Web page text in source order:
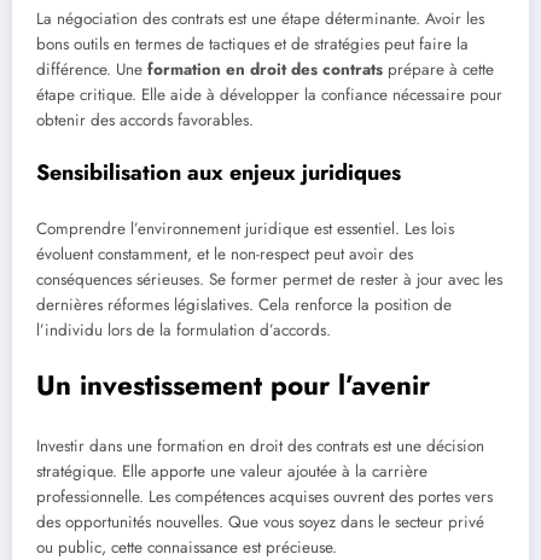
La négociation des contrats est une étape déterminante. Avoir les
bons outils en termes de tactiques et de stratégies peut faire la
différence. Une formation en droit des contrats prépare à cette
étape critique. Elle aide à développer la confiance nécessaire pour
obtenir des accords favorables.
Sensibilisation aux enjeux juridiques
Comprendre l’environnement juridique est essentiel. Les lois
évoluent constamment, et le non-respect peut avoir des
conséquences sérieuses. Se former permet de rester à jour avec les
dernières réformes législatives. Cela renforce la position de
l’individu lors de la formulation d’accords.
Un investissement pour l’avenir
Investir dans une formation en droit des contrats est une décision
stratégique. Elle apporte une valeur ajoutée à la carrière
professionnelle. Les compétences acquises ouvrent des portes vers
des opportunités nouvelles. Que vous soyez dans le secteur privé
ou public, cette connaissance est précieuse.